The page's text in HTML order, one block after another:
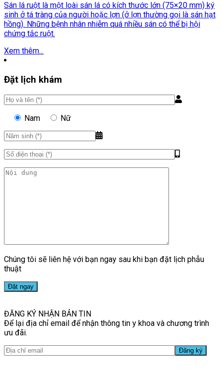
Sán lá ruột là một loài sán lá có kích thước lớn (75×20 mm) ký
sinh ở tá tràng của người hoặc lợn (ở lợn thường gọi là sán hạt
hồng). Những bệnh nhân nhiễm quá nhiều sán có thể bị hội
chứng tắc ruột.
Xem thêm...
Đặt lịch khám
Nam Nữ
Chúng tôi sẽ liên hệ với bạn ngay sau khi bạn đặt lịch phẫu
thuật
ĐĂNG KÝ NHẬN BẢN TIN
Để lại địa chỉ email để nhận thông tin y khoa và chương trình
ưu đãi.